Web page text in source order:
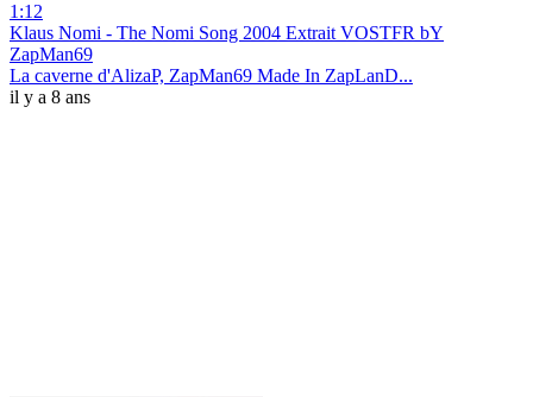
1:12
Klaus Nomi - The Nomi Song 2004 Extrait VOSTFR bY
ZapMan69
La caverne d'AlizaP, ZapMan69 Made In ZapLanD...
il y a 8 ans